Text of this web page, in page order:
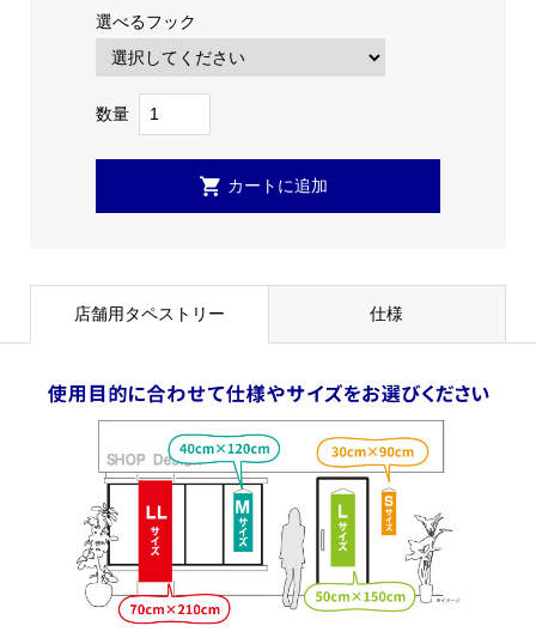
選べるフック
数量
店舗用タペストリー 仕様